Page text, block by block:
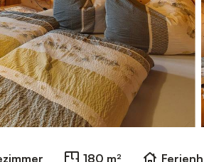
180 m²